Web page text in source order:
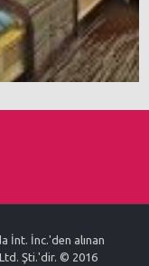
İnt. İnc.'den alınan
Şti.'dir. © 2016